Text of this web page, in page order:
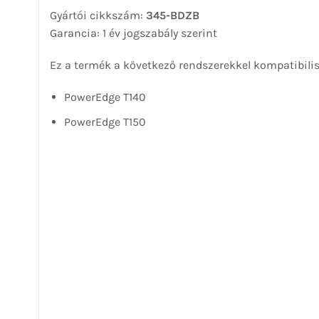
Gyártói cikkszám: 345-BDZB
Garancia: 1 év jogszabály szerint
Ez a termék a következő rendszerekkel kompatibilis
PowerEdge T140
PowerEdge T150